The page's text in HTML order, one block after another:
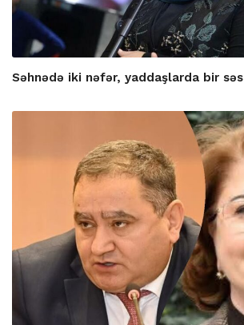
Səhnədə iki nəfər, yaddaşlarda bir səs